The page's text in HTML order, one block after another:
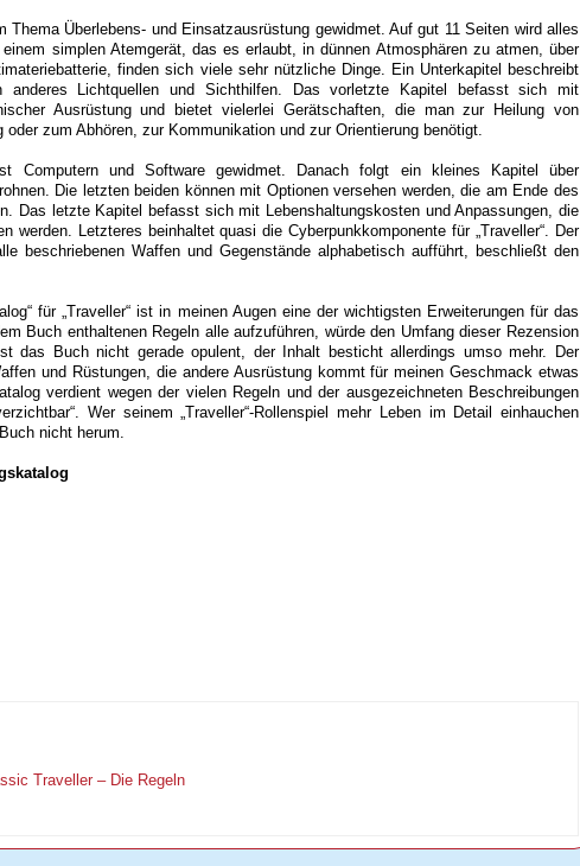
Thema Überlebens- und Einsatzausrüstung gewidmet. Auf gut 11 Seiten wird alles
simplen Atemgerät, das es erlaubt, in dünnen Atmosphären zu atmen, über
finden sich viele sehr nützliche Dinge. Ein Unterkapitel beschreibt
anderes Lichtquellen und Sichthilfen. Das vorletzte Kapitel befasst sich mit
Ausrüstung und bietet vielerlei Gerätschaften, die man zur Heilung von
oder zum Abhören, zur Kommunikation und zur Orientierung benötigt.
Computern und Software gewidmet. Danach folgt ein kleines Kapitel über
Die letzten beiden können mit Optionen versehen werden, die am Ende des
Das letzte Kapitel befasst sich mit Lebenshaltungskosten und Anpassungen, die
werden. Letzteres beinhaltet quasi die Cyberpunkkomponente für „Traveller“. Der
beschriebenen Waffen und Gegenstände alphabetisch aufführt, beschließt den
für „Traveller“ ist in meinen Augen eine der wichtigsten Erweiterungen für das
Buch enthaltenen Regeln alle aufzuführen, würde den Umfang dieser Rezension
das Buch nicht gerade opulent, der Inhalt besticht allerdings umso mehr. Der
und Rüstungen, die andere Ausrüstung kommt für meinen Geschmack etwas
verdient wegen der vielen Regeln und der ausgezeichneten Beschreibungen
Wer seinem „Traveller“-Rollenspiel mehr Leben im Detail einhauchen
nicht herum.
Traveller – Die Regeln